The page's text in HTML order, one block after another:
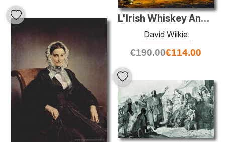
L'Irish Whiskey Ancora
David Wilkie
€190.00€114.00